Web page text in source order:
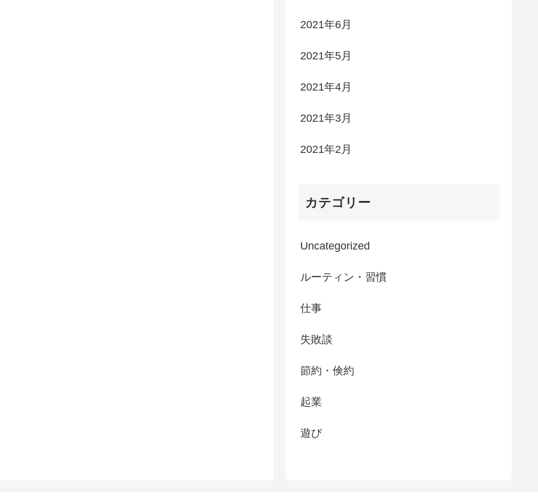
2021年6月
2021年5月
2021年4月
2021年3月
2021年2月
カテゴリー
Uncategorized
ルーティン・習慣
仕事
失敗談
節約・倹約
起業
遊び